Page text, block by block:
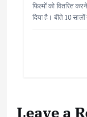
फिल्मों को वितरित
दिया है। बीते 10
Leave a